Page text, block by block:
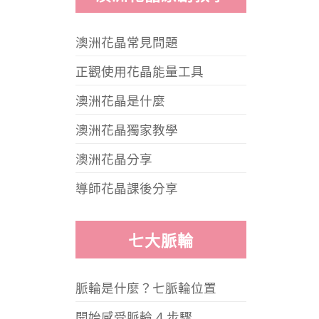
澳洲花晶常見問題
正觀使用花晶能量工具
澳洲花晶是什麼
澳洲花晶獨家教學
澳洲花晶分享
導師花晶課後分享
七大脈輪
脈輪是什麼？七脈輪位置